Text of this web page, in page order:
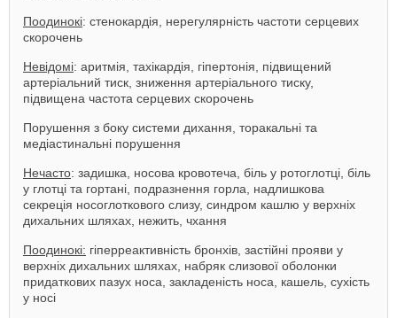
Поодинокі: стенокардія, нерегулярність частоти серцевих
скорочень
Невідомі: аритмія, тахікардія, гіпертонія, підвищений
артеріальний тиск, зниження артеріального тиску,
підвищена частота серцевих скорочень
Порушення з боку системи дихання, торакальні та
медіастинальні порушення
Нечасто: задишка, носова кровотеча, біль у ротоглотці, біль
у глотці та гортані, подразнення горла, надлишкова
секреція носоглоткового слизу, синдром кашлю у верхніх
дихальних шляхах, нежить, чхання
Поодинокі: гіперреактивність бронхів, застійні прояви у
верхніх дихальних шляхах, набряк слизової оболонки
придаткових пазух носа, закладеність носа, кашель, сухість
у носі